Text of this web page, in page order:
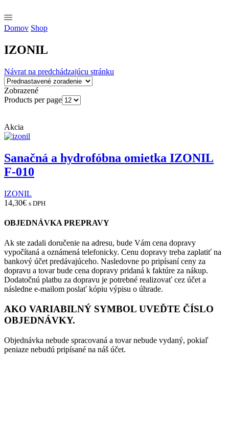
Domov Shop
IZONIL
Návrat na predchádzajúcu stránku
Zobrazené
Products per page
Akcia
Sanačná a hydrofóbna omietka IZONIL
F-010
IZONIL
14,30€ s DPH
OBJEDNÁVKA PREPRAVY
Ak ste zadali doručenie na adresu, bude Vám cena dopravy
vypočítaná a oznámená telefonicky. Cenu dopravy treba zaplatiť na
bankový účet predávajúceho. Nasledovne po pripísaní ceny za
dopravu a tovar bude cena dopravy pridaná k faktúre za nákup.
Dodatočnú platbu za dopravu je potrebné realizovať cez účet a
následne e-mailom poslať kópiu výpisu o úhrade.
AKO VARIABILNÝ SYMBOL UVEĎTE ČÍSLO
OBJEDNÁVKY.
Objednávka nebude spracovaná a tovar nebude vydaný, pokiaľ
peniaze nebudú pripísané na náš účet.